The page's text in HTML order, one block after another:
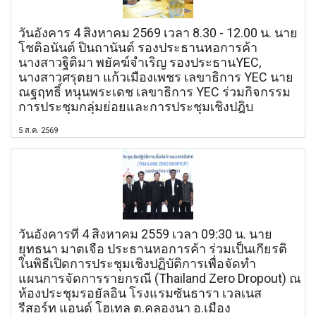
วันอังคาร 4 สิงหาคม 2569 เวลา 8.30 - 12.00 น. นาย
โชติอนันต์ ปินถานันต์ รองประธานหอการค้า
นางสาวฐิติมา พยัคฆ์จำเริญ รองประธานYEC,
นางสาวศรุตยา แก้วเมืองเพชร เลขาธิการ YEC นาย
ณฐฤทธิ์ หนุนพระเดช เลขาธิการ YEC ร่วมกิจกรรม
การประชุมกลุ่มย่อยและการประชุมเชิงปฎิบ
5 ส.ค. 2569
วันอังคารที่ 4 สิงหาคม 2559 เวลา 09:30 น. นาย
ยุทธนา มาตเจือ ประธานหอการค้า ร่วมเป็นเกียรติ
ในพิธีเปิดการประชุมเชิงปฏิบัติการเพื่อจัดทำ
แผนการจัดการรายกรณี (Thailand Zero Dropout) ณ
ห้องประชุมรอยัลอิน โรงแรมซันธารา เวลเนส
รีสอร์ท แอนด์ โฮเทล ต.คลองนา อ.เมือง